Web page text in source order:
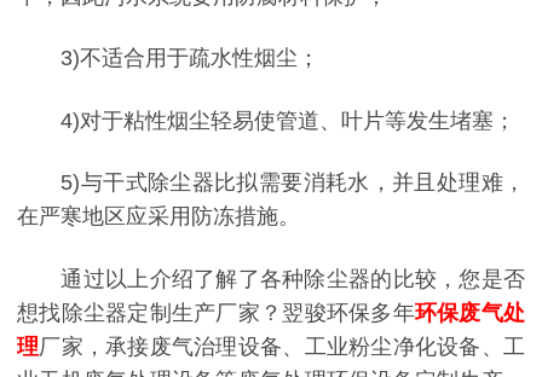
3)不适合用于疏水性烟尘；
4)对于粘性烟尘轻易使管道、叶片等发生堵塞；
5)与干式除尘器比拟需要消耗水，并且处理难，
在严寒地区应采用防冻措施。
通过以上介绍了解了各种除尘器的比较，您是否
想找除尘器定制生产厂家？翌骏环保多年环保废气处
理厂家，承接废气治理设备、工业粉尘净化设备、工